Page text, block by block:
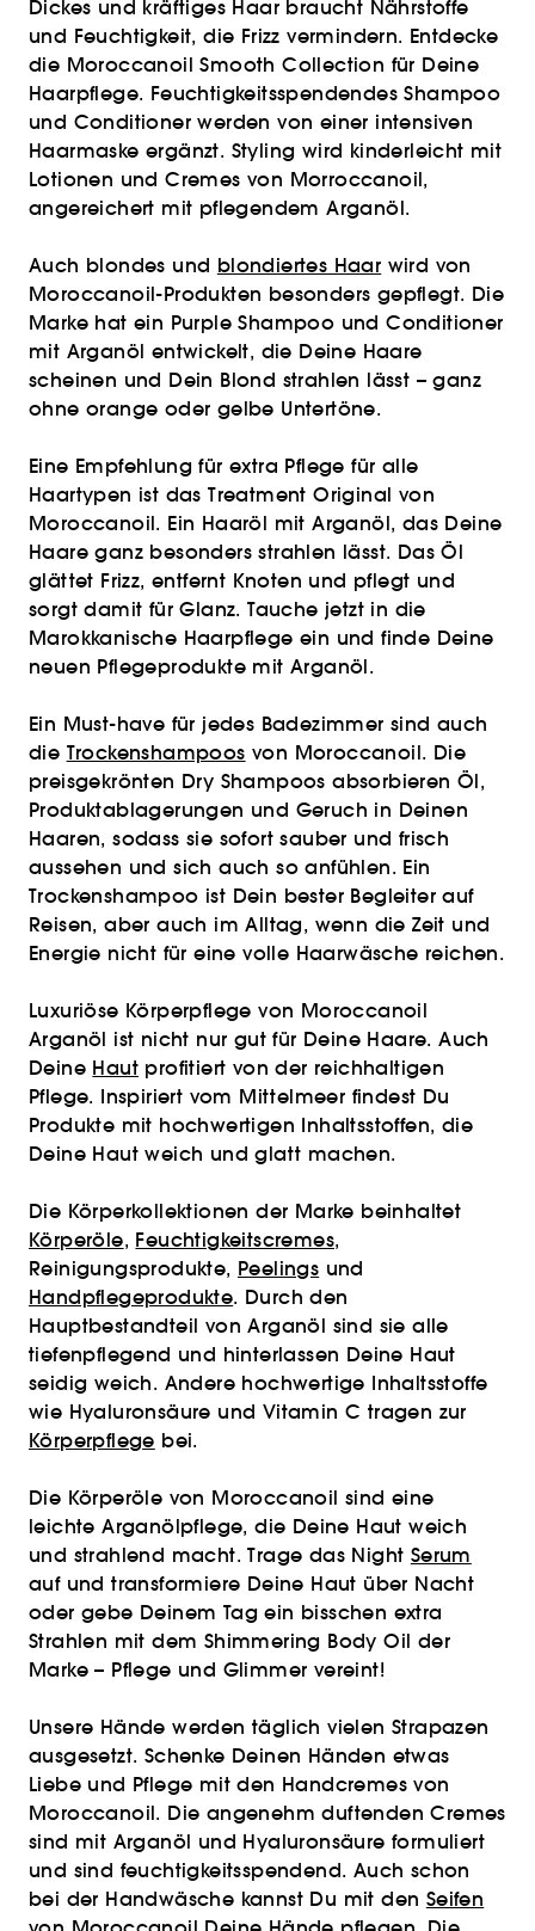
Dickes und kräftiges Haar braucht Nährstoffe
und Feuchtigkeit, die Frizz vermindern. Entdecke
die Moroccanoil Smooth Collection für Deine
Haarpflege. Feuchtigkeitsspendendes Shampoo
und Conditioner werden von einer intensiven
Haarmaske ergänzt. Styling wird kinderleicht mit
Lotionen und Cremes von Morroccanoil,
angereichert mit pflegendem Arganöl.
Auch blondes und blondiertes Haar wird von
Moroccanoil-Produkten besonders gepflegt. Die
Marke hat ein Purple Shampoo und Conditioner
mit Arganöl entwickelt, die Deine Haare
scheinen und Dein Blond strahlen lässt – ganz
ohne orange oder gelbe Untertöne.
Eine Empfehlung für extra Pflege für alle
Haartypen ist das Treatment Original von
Moroccanoil. Ein Haaröl mit Arganöl, das Deine
Haare ganz besonders strahlen lässt. Das Öl
glättet Frizz, entfernt Knoten und pflegt und
sorgt damit für Glanz. Tauche jetzt in die
Marokkanische Haarpflege ein und finde Deine
neuen Pflegeprodukte mit Arganöl.
Ein Must-have für jedes Badezimmer sind auch
die Trockenshampoos von Moroccanoil. Die
preisgekrönten Dry Shampoos absorbieren Öl,
Produktablagerungen und Geruch in Deinen
Haaren, sodass sie sofort sauber und frisch
aussehen und sich auch so anfühlen. Ein
Trockenshampoo ist Dein bester Begleiter auf
Reisen, aber auch im Alltag, wenn die Zeit und
Energie nicht für eine volle Haarwäsche reichen.
Luxuriöse Körperpflege von Moroccanoil
Arganöl ist nicht nur gut für Deine Haare. Auch
Deine Haut profitiert von der reichhaltigen
Pflege. Inspiriert vom Mittelmeer findest Du
Produkte mit hochwertigen Inhaltsstoffen, die
Deine Haut weich und glatt machen.
Die Körperkollektionen der Marke beinhaltet
Körperöle, Feuchtigkeitscremes,
Reinigungsprodukte, Peelings und
Handpflegeprodukte. Durch den
Hauptbestandteil von Arganöl sind sie alle
tiefenpflegend und hinterlassen Deine Haut
seidig weich. Andere hochwertige Inhaltsstoffe
wie Hyaluronsäure und Vitamin C tragen zur
Körperpflege bei.
Die Körperöle von Moroccanoil sind eine
leichte Arganölpflege, die Deine Haut weich
und strahlend macht. Trage das Night Serum
auf und transformiere Deine Haut über Nacht
oder gebe Deinem Tag ein bisschen extra
Strahlen mit dem Shimmering Body Oil der
Marke – Pflege und Glimmer vereint!
Unsere Hände werden täglich vielen Strapazen
ausgesetzt. Schenke Deinen Händen etwas
Liebe und Pflege mit den Handcremes von
Moroccanoil. Die angenehm duftenden Cremes
sind mit Arganöl und Hyaluronsäure formuliert
und sind feuchtigkeitsspendend. Auch schon
bei der Handwäsche kannst Du mit den Seifen